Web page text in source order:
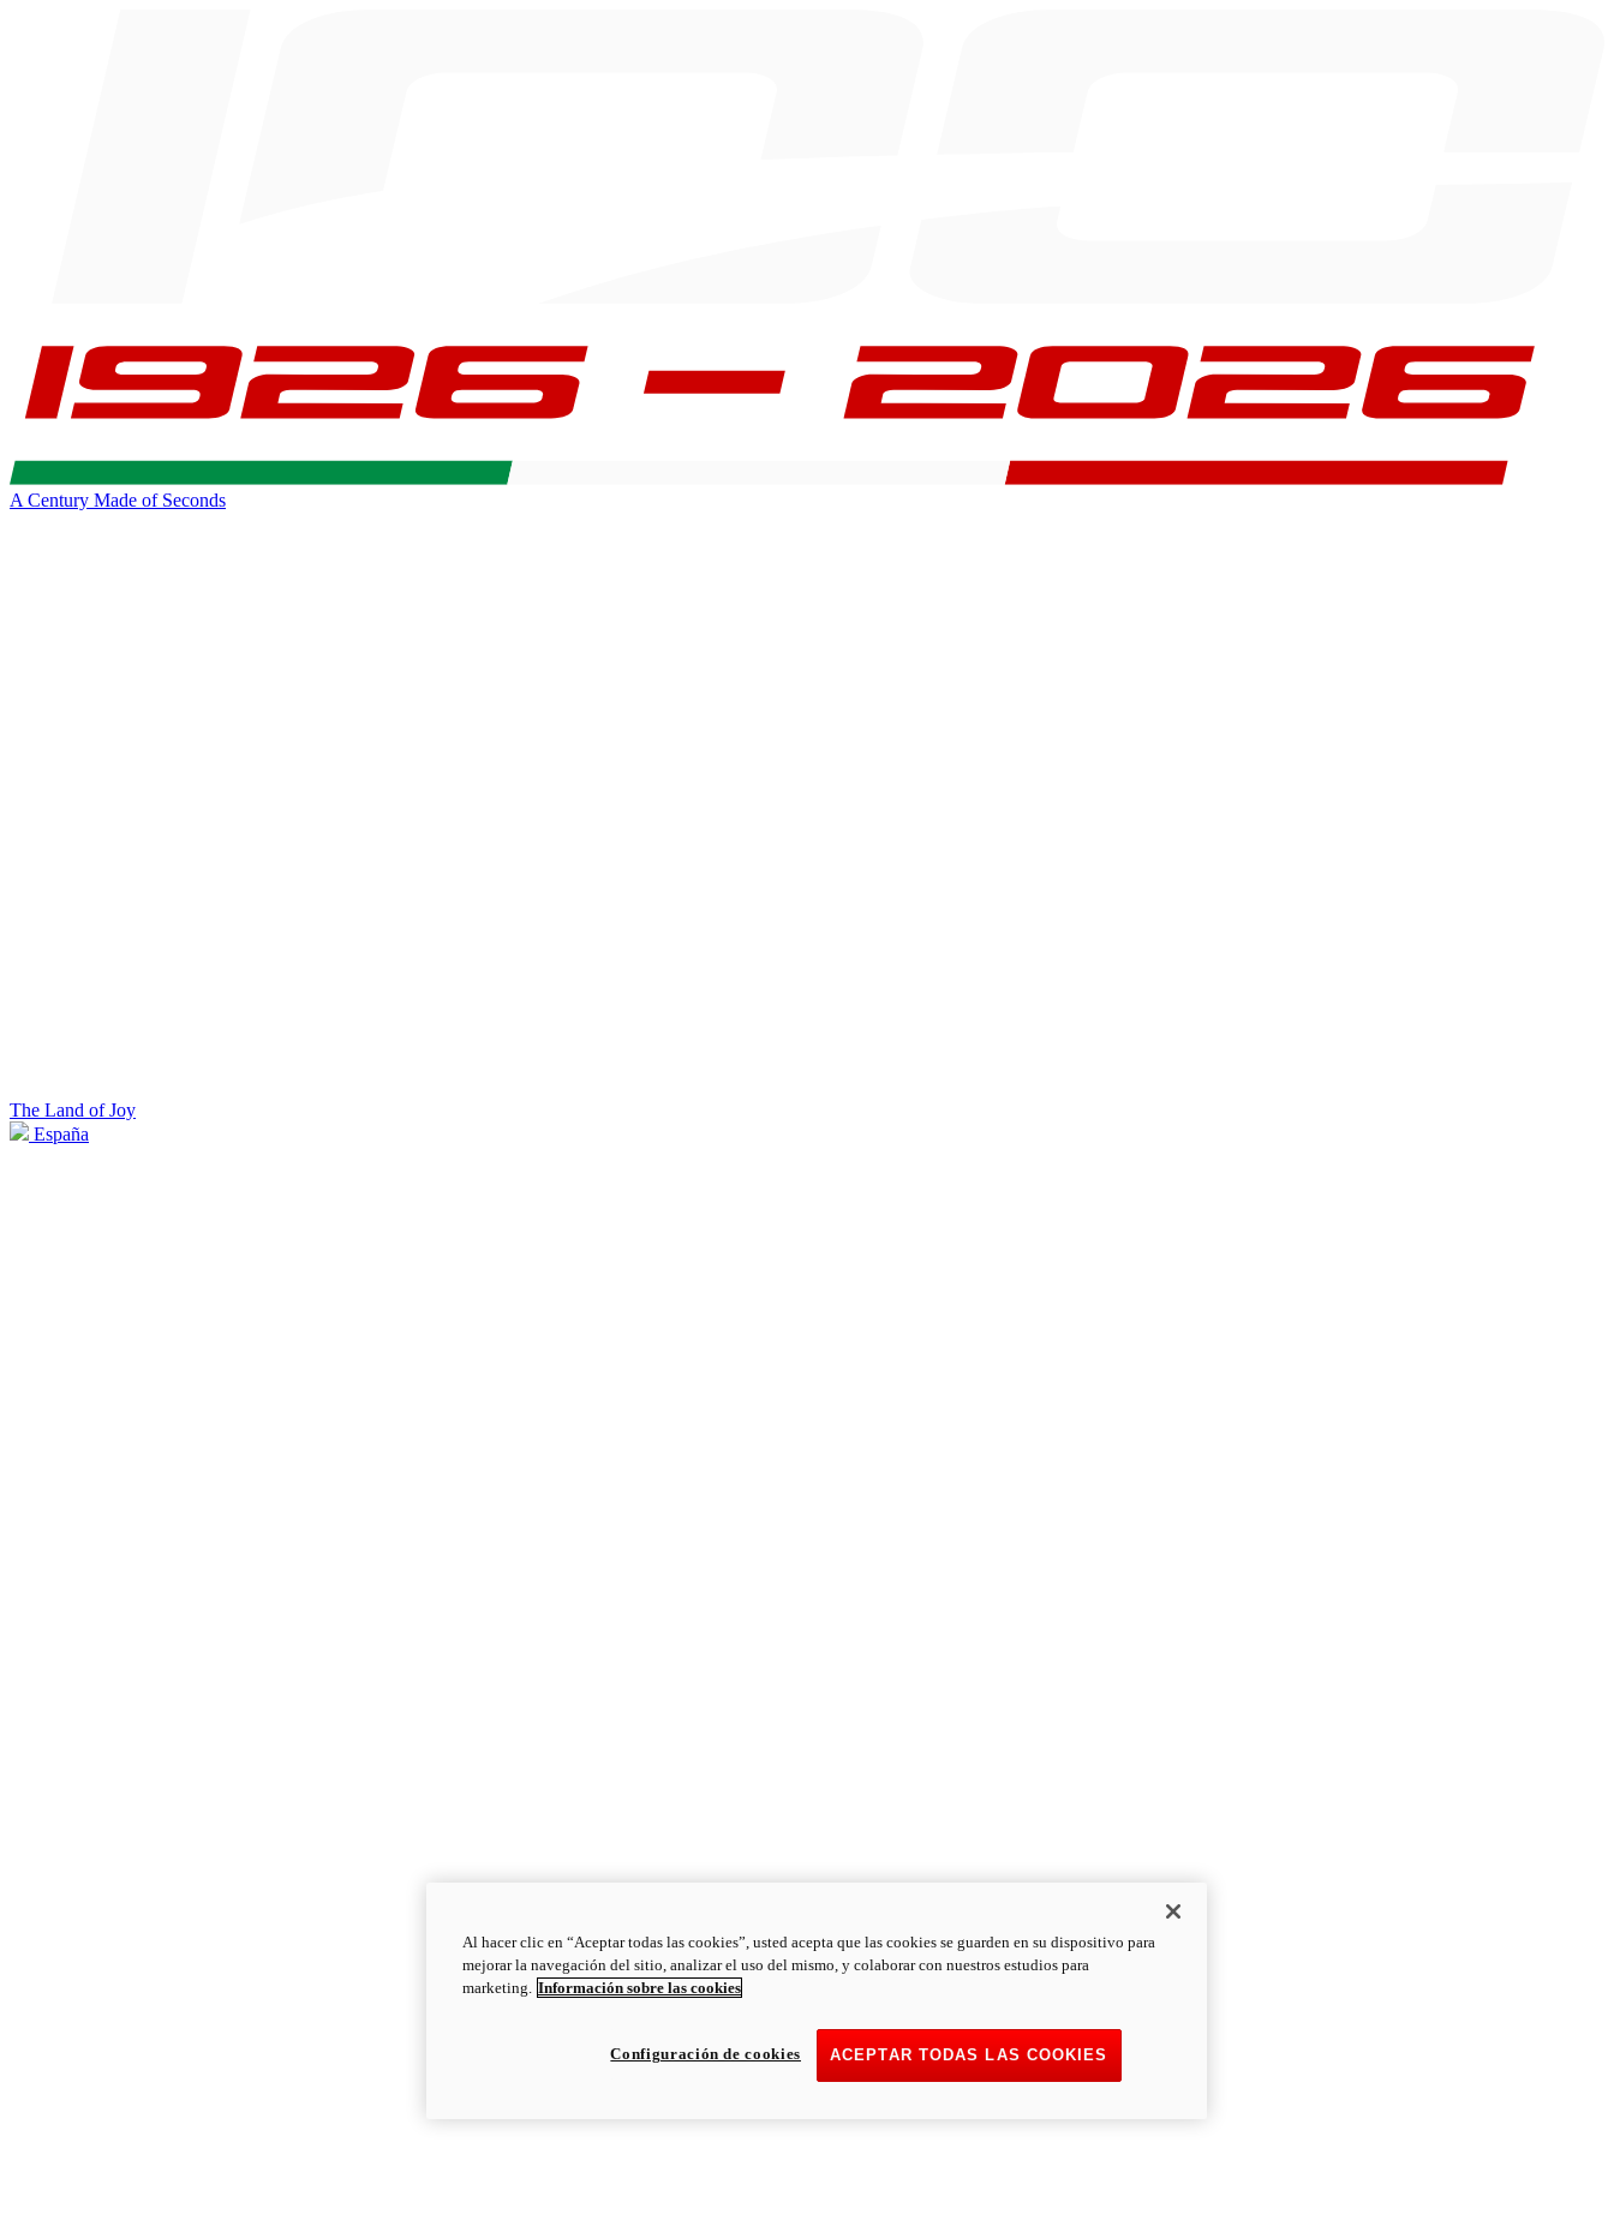
A Century Made of Seconds
The Land of Joy
España
Al hacer clic en “Aceptar todas las cookies”, usted acepta que las cookies se guarden en su dispositivo para
mejorar la navegación del sitio, analizar el uso del mismo, y colaborar con nuestros estudios para
marketing. Información sobre las cookies
ACEPTAR TODAS LAS COOKIES
Configuración de cookies